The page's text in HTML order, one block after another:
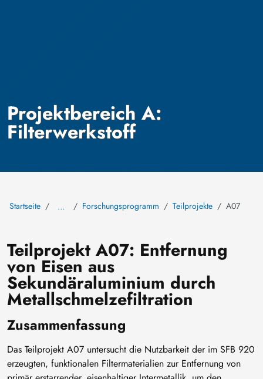
Projektbereich A:
Filterwerkstoff
Startseite … Forschungsprogramm Teilprojekte A07
Teilprojekt A07: Entfernung
von Eisen aus
Sekundäraluminium durch
Metallschmelzefiltration
Zusammenfassung
Das Teilprojekt A07 untersucht die Nutzbarkeit der im SFB 920
erzeugten, funktionalen Filtermaterialien zur Entfernung von